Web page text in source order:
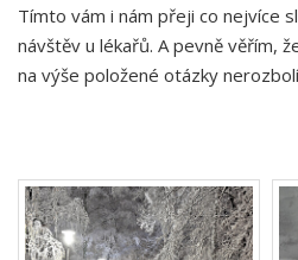
Tímto vám i nám přeji co nejvíce
návštěv u lékařů. A pevně věřím,
na výše položené otázky